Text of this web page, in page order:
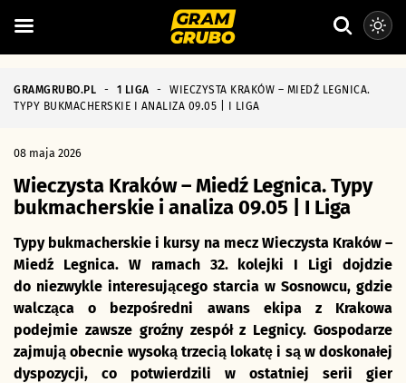
GRAMGRUBO.PL - 1 LIGA -
WIECZYSTA KRAKÓW – MIEDŹ LEGNICA.
TYPY BUKMACHERSKIE I ANALIZA 09.05 | I LIGA
08 maja 2026
Wieczysta Kraków – Miedź Legnica. Typy
bukmacherskie i analiza 09.05 | I Liga
Typy bukmacherskie i kursy na mecz Wieczysta Kraków –
Miedź Legnica. W ramach 32. kolejki I Ligi dojdzie
do niezwykle interesującego starcia w Sosnowcu, gdzie
walcząca o bezpośredni awans ekipa z Krakowa
podejmie zawsze groźny zespół z Legnicy. Gospodarze
zajmują obecnie wysoką trzecią lokatę i są w doskonałej
dyspozycji, co potwierdzili w ostatniej serii gier